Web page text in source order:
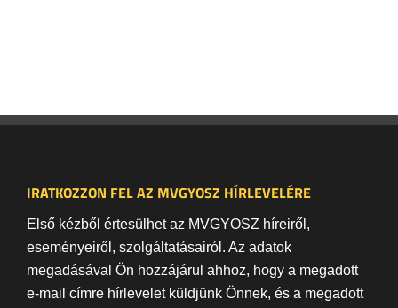
IRATKOZZON FEL AZ MVGYOSZ HÍRLEVELÉRE
Első kézből értesülhet az MVGYOSZ híreiről,
eseményeiről, szolgáltatásairól. Az adatok
megadásával Ön hozzájárul ahhoz, hogy a megadott
e-mail címre hírlevelet küldjünk Önnek, és a megadott